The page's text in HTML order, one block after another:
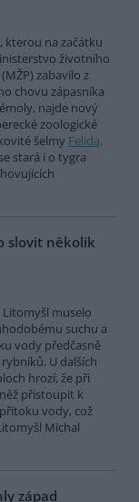
kterou na začátku
životního
zabavilo z
chovu zápasníka
najde nový
zoologické
šelmy Felida,
stará i o tygra
slovit několik
Litomyšl muselo
suchu a
vody předčasně
U dalších
hrozí, že při
přistoupit k
vody, což
Michal
západ